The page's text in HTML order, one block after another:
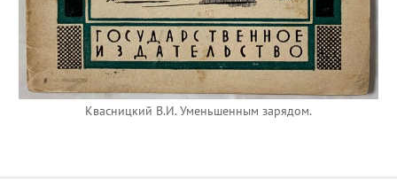
Квасницкий В.И. Уменьшенным зарядом.